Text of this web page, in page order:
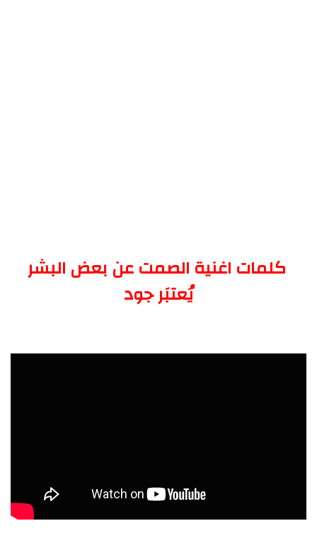
كلمات اغنية الصمت عن بعض البشر
يُعتبَر جود